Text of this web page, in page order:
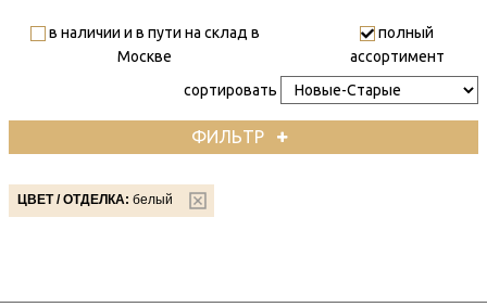
в наличии и в пути на склад в
Москве
полный
ассортимент
сортировать
ФИЛЬТР
ЦВЕТ / ОТДЕЛКА: белый